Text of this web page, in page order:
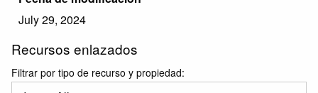
July 29, 2024
Recursos enlazados
Filtrar por tipo de recurso y propiedad: